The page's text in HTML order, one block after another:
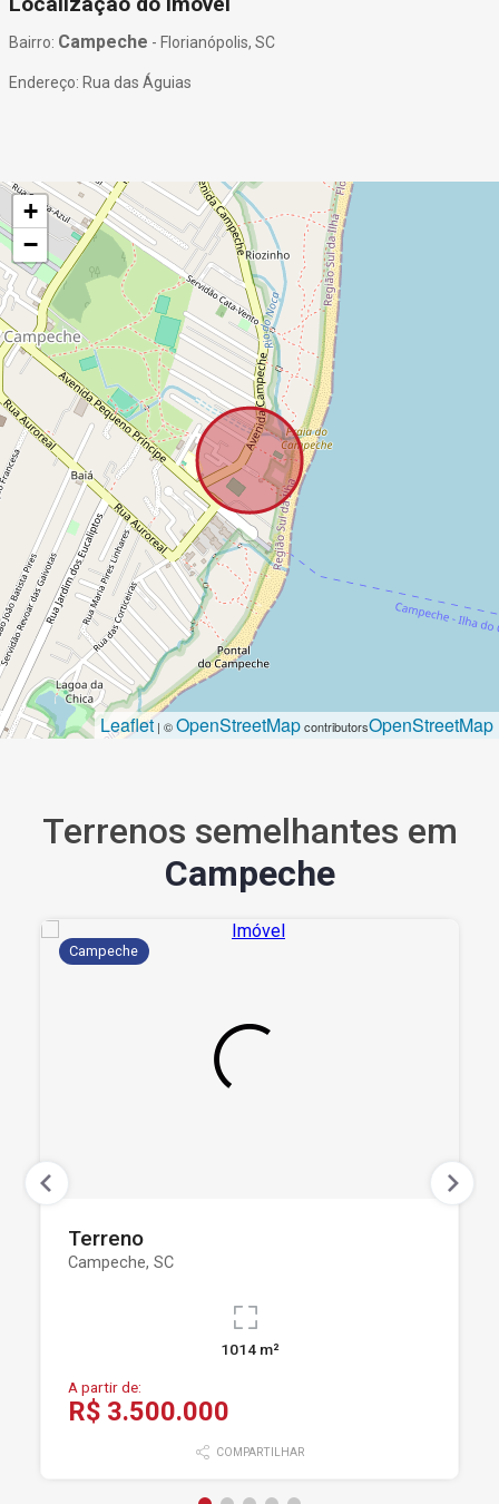
Bairro: Campeche - Florianópolis, SC
Endereço: Rua das Águias
+
−
Leaflet | ©OpenStreetMapcontributorsOpenStreetMap
Terrenos semelhantes em
Campeche
Campeche
Terreno
Campeche, SC
1014 m²
A partir de:
R$ 3.500.000
COMPARTILHAR